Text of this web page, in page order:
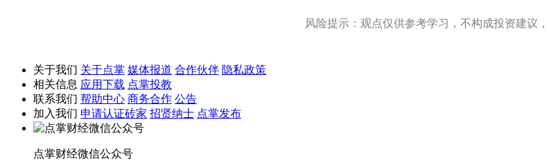
风险提示：观点仅供参考学习，不构成投资建议，
关于我们 关于点掌 媒体报道 合作伙伴 隐私政策
相关信息 应用下载 点掌投教
联系我们 帮助中心 商务合作 公告
加入我们 申请认证砖家 招贤纳士 点掌发布
点掌财经微信公众号